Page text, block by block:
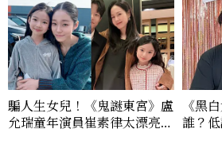
騙人生女兒！《鬼謎東宮》盧
允瑞童年演員崔素律太漂亮！
《黑
誰？